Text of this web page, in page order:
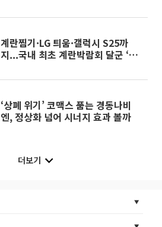
계란찜기·LG 틔움·갤럭시 S25까
지...국내 최초 계란박람회 달군 ‘럭
‘상폐 위기’ 코맥스 품는 경동나비
엔, 정상화 넘어 시너지 효과 볼까
더보기